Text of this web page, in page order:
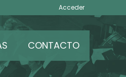
Acceder
CONTACTO